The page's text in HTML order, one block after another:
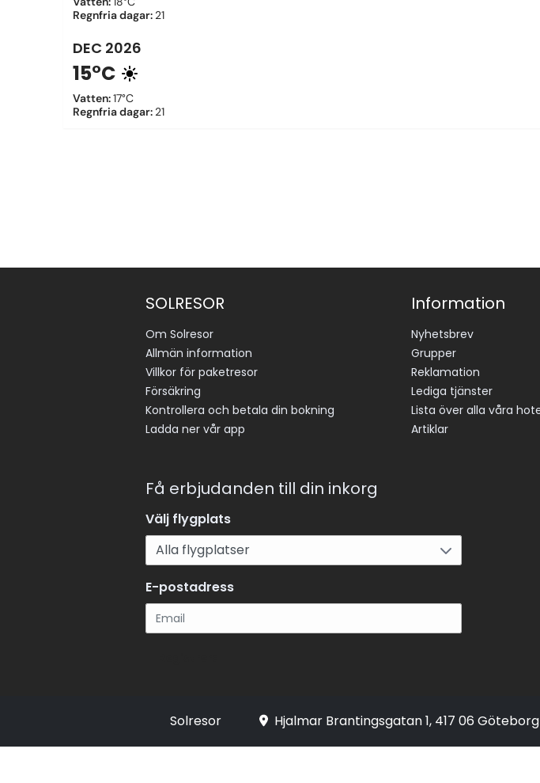
Regnfria dagar: 21
DEC 2026
15°C
Vatten:17°C
Regnfria dagar: 21
SOLRESOR
Om Solresor
Allmän information
Villkor för paketresor
Försäkring
Kontrollera och betala din bokning
Ladda ner vår app
Information
Nyhetsbrev
Grupper
Reklamation
Lediga tjänster
Lista över alla våra
Artiklar
Få erbjudanden till din inkorg
Välj flygplats
E-postadress
Solresor Hjalmar Brantingsgatan 1, 417 06 Göteborg